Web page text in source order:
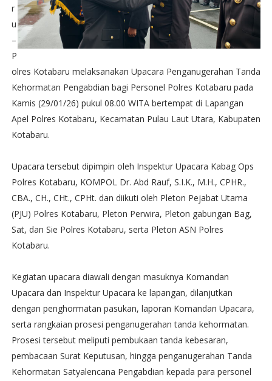
r
u
–
P
olres Kotabaru melaksanakan Upacara Penganugerahan Tanda
Kehormatan Pengabdian bagi Personel Polres Kotabaru pada
Kamis (29/01/26) pukul 08.00 WITA bertempat di Lapangan
Apel Polres Kotabaru, Kecamatan Pulau Laut Utara, Kabupaten
Kotabaru.
Upacara tersebut dipimpin oleh Inspektur Upacara Kabag Ops
Polres Kotabaru, KOMPOL Dr. Abd Rauf, S.I.K., M.H., CPHR.,
CBA., CH., CHt., CPHt. dan diikuti oleh Pleton Pejabat Utama
(PJU) Polres Kotabaru, Pleton Perwira, Pleton gabungan Bag,
Sat, dan Sie Polres Kotabaru, serta Pleton ASN Polres
Kotabaru.
Kegiatan upacara diawali dengan masuknya Komandan
Upacara dan Inspektur Upacara ke lapangan, dilanjutkan
dengan penghormatan pasukan, laporan Komandan Upacara,
serta rangkaian prosesi penganugerahan tanda kehormatan.
Prosesi tersebut meliputi pembukaan tanda kebesaran,
pembacaan Surat Keputusan, hingga penganugerahan Tanda
Kehormatan Satyalencana Pengabdian kepada para personel